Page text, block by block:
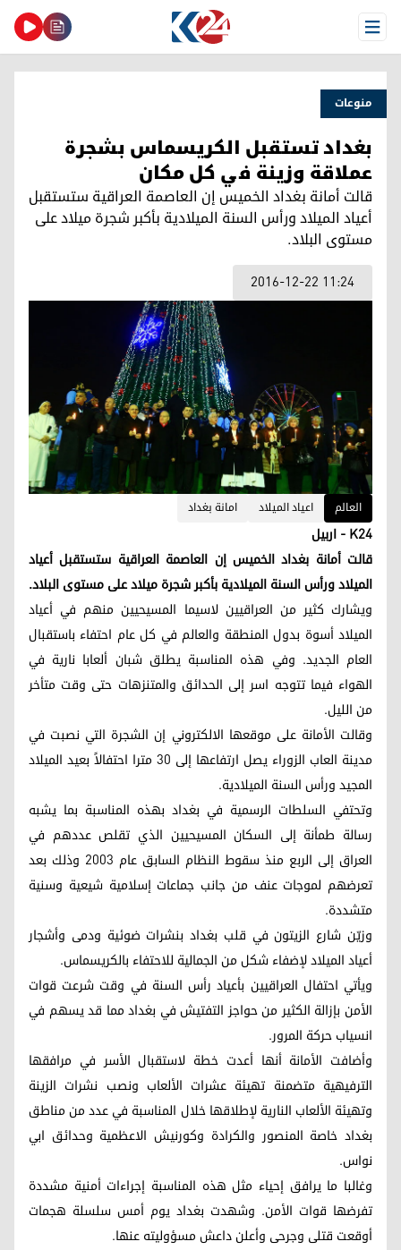
Open Menu
منوعات
بغداد تستقبل الكريسماس بشجرة
عملاقة وزينة في كل مكان
قالت أمانة بغداد الخميس إن العاصمة العراقية ستستقبل
أعياد الميلاد ورأس السنة الميلادية بأكبر شجرة ميلاد على
مستوى البلاد.
2016-12-22 11:24
العالم اعياد الميلاد امانة بغداد
K24 - اربيل
قالت أمانة بغداد الخميس إن العاصمة العراقية ستستقبل أعياد
الميلاد ورأس السنة الميلادية بأكبر شجرة ميلاد على مستوى البلاد.
ويشارك كثير من العراقيين لاسيما المسيحيين منهم في أعياد
الميلاد أسوة بدول المنطقة والعالم في كل عام احتفاء باستقبال
العام الجديد. وفي هذه المناسبة يطلق شبان ألعابا نارية في
الهواء فيما تتوجه اسر إلى الحدائق والمتنزهات حتى وقت متأخر
من الليل.
وقالت الأمانة على موقعها الالكتروني إن الشجرة التي نصبت في
مدينة العاب الزوراء يصل ارتفاعها إلى 30 مترا احتفالاً بعيد الميلاد
المجيد ورأس السنة الميلادية.
وتحتفي السلطات الرسمية في بغداد بهذه المناسبة بما يشبه
رسالة طمأنة إلى السكان المسيحيين الذي تقلص عددهم في
العراق إلى الربع منذ سقوط النظام السابق عام 2003 وذلك بعد
تعرضهم لموجات عنف من جانب جماعات إسلامية شيعية وسنية
متشددة.
وزيّن شارع الزيتون في قلب بغداد بنشرات ضوئية ودمى وأشجار
أعياد الميلاد لإضفاء شكل من الجمالية للاحتفاء بالكريسماس.
ويأتي احتفال العراقيين بأعياد رأس السنة في وقت شرعت قوات
الأمن بإزالة الكثير من حواجز التفتيش في بغداد مما قد يسهم في
انسياب حركة المرور.
وأضافت الأمانة أنها أعدت خطة لاستقبال الأسر في مرافقها
الترفيهية متضمنة تهيئة عشرات الألعاب ونصب نشرات الزينة
وتهيئة الألعاب النارية لإطلاقها خلال المناسبة في عدد من مناطق
بغداد خاصة المنصور والكرادة وكورنيش الاعظمية وحدائق ابي
نواس.
وغالبا ما يرافق إحياء مثل هذه المناسبة إجراءات أمنية مشددة
تفرضها قوات الأمن. وشهدت بغداد يوم أمس سلسلة هجمات
أوقعت قتلى وجرحى وأعلن داعش مسؤوليته عنها.